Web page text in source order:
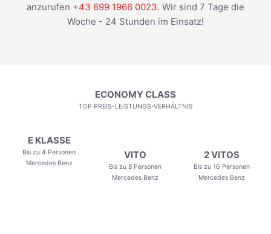
anzurufen +43 699 1966 0023. Wir sind 7 Tage die
Woche - 24 Stunden im Einsatz!
ECONOMY CLASS
TOP PREIS-LEISTUNGS-VERHÄLTNIS
E KLASSE
Bis zu 4 Personen
Mercedes Benz
VITO
Bis zu 8 Personen
Mercedes Benz
2 VITOS
Bis zu 16 Personen
Mercedes Benz